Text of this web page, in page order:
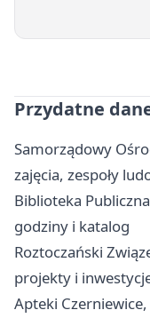
Przydatne
Samorządowy
zajęcia, zespoły
Biblioteka
godziny i katalog
Roztoczański
projekty i
Apteki